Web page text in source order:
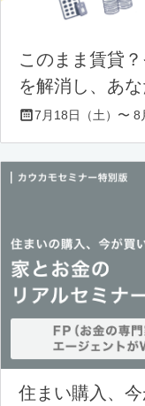
このまま賃貸
を解消し、あ
7月18日（土）〜 8
住まい購入、